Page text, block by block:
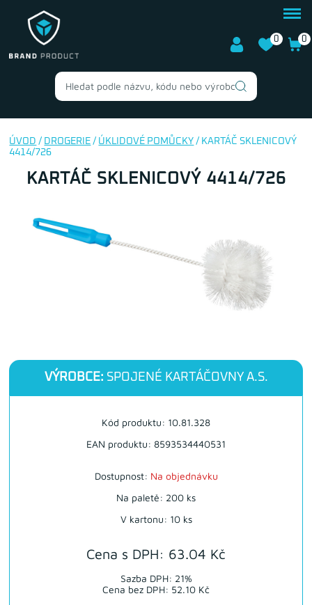
0 0
ÚVOD / DROGERIE / ÚKLIDOVÉ POMŮCKY / KARTÁČ SKLENICOVÝ
4414/726
KARTÁČ SKLENICOVÝ 4414/726
VÝROBCE: SPOJENÉ KARTÁČOVNY A.S.
Cena s DPH: 63.04 Kč
Sazba DPH: 21%
Cena bez DPH: 52.10 Kč
Kód produktu: 10.81.328
EAN produktu: 8593534440531
Dostupnost: Na objednávku
Na paletě: 200 ks
V kartonu: 10 ks